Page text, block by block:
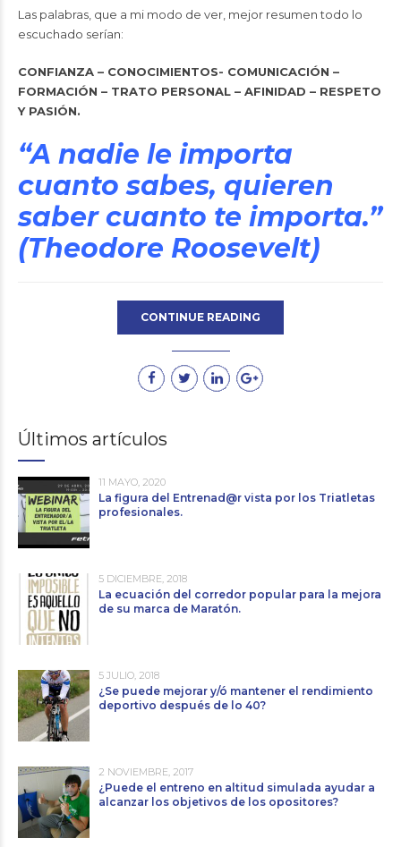
Las palabras, que a mi modo de ver, mejor resumen todo lo
escuchado serían:
CONFIANZA – CONOCIMIENTOS- COMUNICACIÓN –
FORMACIÓN – TRATO PERSONAL – AFINIDAD – RESPETO
Y PASIÓN.
“A nadie le importa
cuanto sabes, quieren
saber cuanto te importa.”
(Theodore Roosevelt)
CONTINUE READING
Últimos artículos
11 MAYO, 2020
La figura del Entrenad@r vista por los Triatletas
profesionales.
5 DICIEMBRE, 2018
La ecuación del corredor popular para la mejora
de su marca de Maratón.
5 JULIO, 2018
¿Se puede mejorar y/ó mantener el rendimiento
deportivo después de lo 40?
2 NOVIEMBRE, 2017
¿Puede el entreno en altitud simulada ayudar a
alcanzar los objetivos de los opositores?